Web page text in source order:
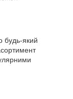
будь-який